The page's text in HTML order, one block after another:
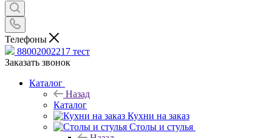
Телефоны
88002002217 тест
Заказать звонок
Каталог
Назад
Каталог
Кухни на заказ
Столы и стулья